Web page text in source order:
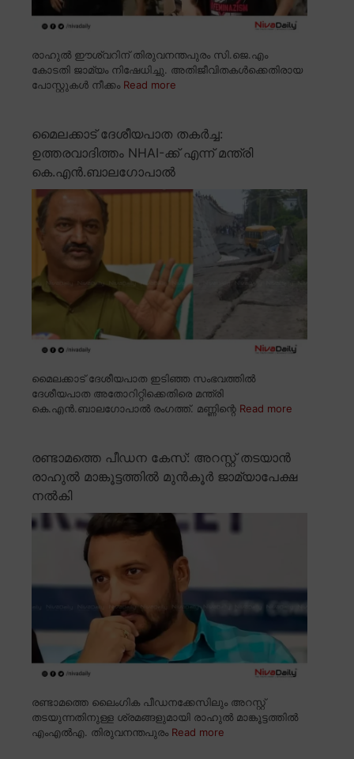
രാഹുൽ ഈശ്വറിന് തിരുവനന്തപുരം സി.ജെ.എം
കോടതി ജാമ്യം നിഷേധിച്ചു. അതിജീവിതകൾക്കെതിരായ
പോസ്റ്റുകൾ നീക്കം Read more
മൈലക്കാട് ദേശീയപാത തകർച്ച:
ഉത്തരവാദിത്തം NHAI-ക്ക് എന്ന് മന്ത്രി
കെ.എൻ.ബാലഗോപാൽ
മൈലക്കാട് ദേശീയപാത ഇടിഞ്ഞ സംഭവത്തിൽ
ദേശീയപാത അതോറിറ്റിക്കെതിരെ മന്ത്രി
കെ.എൻ.ബാലഗോപാൽ രംഗത്ത്. മണ്ണിന്റെ Read more
രണ്ടാമത്തെ പീഡന കേസ്: അറസ്റ്റ് തടയാൻ
രാഹുൽ മാങ്കൂട്ടത്തിൽ മുൻകൂർ ജാമ്യാപേക്ഷ
നൽകി
രണ്ടാമത്തെ ലൈംഗിക പീഡനക്കേസിലും അറസ്റ്റ്
തടയുന്നതിനുള്ള ശ്രമങ്ങളുമായി രാഹുൽ മാങ്കൂട്ടത്തിൽ
എംഎൽഎ. തിരുവനന്തപുരം Read more